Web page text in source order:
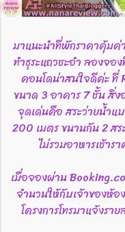
มาแนะนำที่พักราคาคุ้มค่
ทำธุระแถวชะอำ ลองจ
คอนโดน่าสนใจดีค่ะ ที่
ขนาด 3 อาคาร 7 ชั้น สิ่
จุดเด่นคือ สระว่ายน้ำ
200 เมตร ขนานกัน 2 ส
ไม่รวมอาหารเช้า
เมื่อจองผ่าน
จำนวนให้กับเจ้าของห้อ
โครงการโทรมาแจ้งรา